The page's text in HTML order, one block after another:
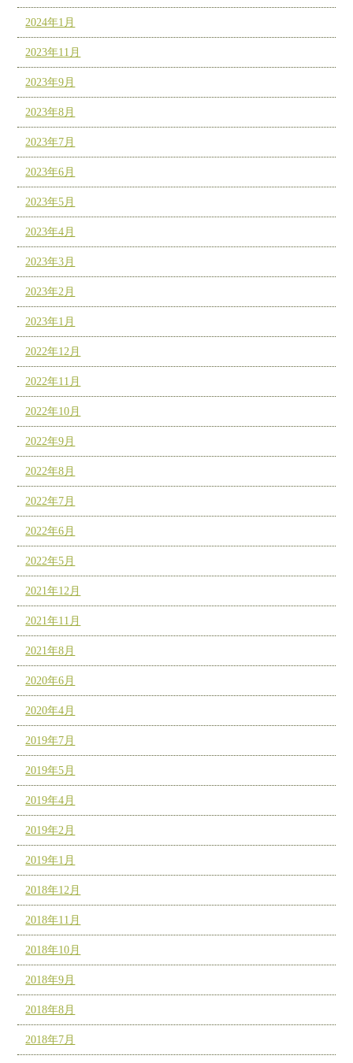
2024年1月
2023年11月
2023年9月
2023年8月
2023年7月
2023年6月
2023年5月
2023年4月
2023年3月
2023年2月
2023年1月
2022年12月
2022年11月
2022年10月
2022年9月
2022年8月
2022年7月
2022年6月
2022年5月
2021年12月
2021年11月
2021年8月
2020年6月
2020年4月
2019年7月
2019年5月
2019年4月
2019年2月
2019年1月
2018年12月
2018年11月
2018年10月
2018年9月
2018年8月
2018年7月